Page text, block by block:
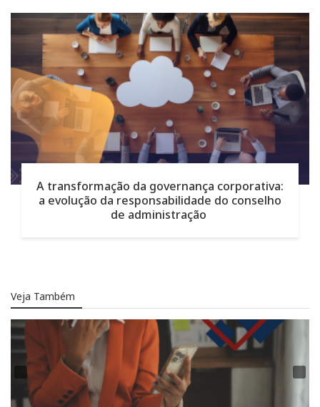
A transformação da governança corporativa:
a evolução da responsabilidade do conselho
de administração
Veja Também